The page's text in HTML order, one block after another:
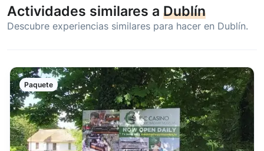
Actividades similares a Dublín
Descubre experiencias similares para hacer en Dublín.
Paquete